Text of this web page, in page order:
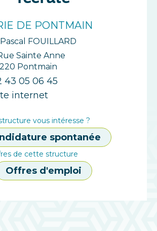
DE PONTMAIN
FOUILLARD
Sainte Anne
Pontmain
43 05 06 45
internet
vous intéresse ?
spontanée
de cette structure
Offres d'emploi